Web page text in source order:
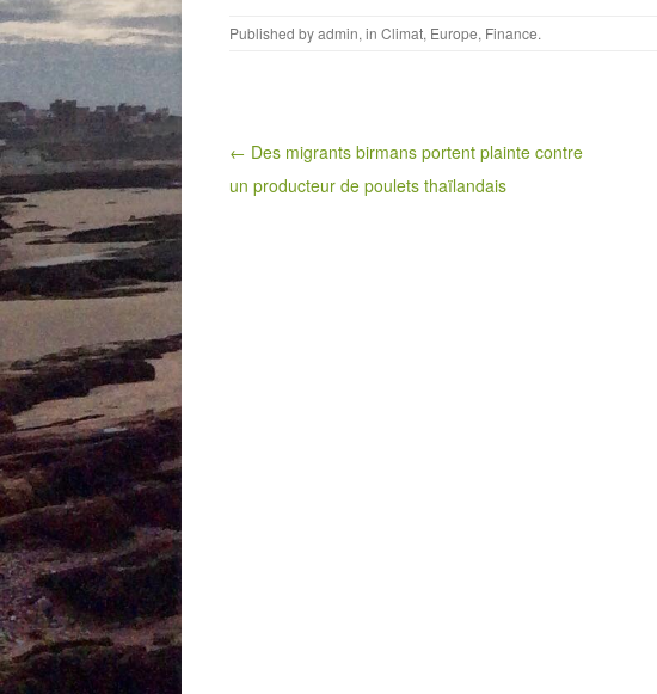
Published byadmin, in Climat, Europe, Finance.
Post navigation
← Des migrants birmans portent plainte contre
un producteur de poulets thaïlandais